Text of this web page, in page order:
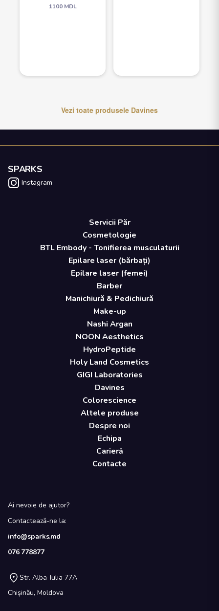
1100MDL
Vezi toate produsele Davines
SPARKS
Instagram
Servicii Păr
Cosmetologie
BTL Embody - Tonifierea musculaturii
Epilare laser (bărbați)
Epilare laser (femei)
Barber
Manichiură & Pedichiură
Make-up
Nashi Argan
NOON Aesthetics
HydroPeptide
Holy Land Cosmetics
GIGI Laboratories
Davines
Colorescience
Altele produse
Despre noi
Echipa
Carieră
Contacte
Ai nevoie de ajutor?
Contactează-ne la:
info@sparks.md
076 778877
Str. Alba-Iulia 77A
Chișinău, Moldova